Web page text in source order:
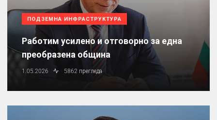
ПОДЗЕМНА ИНФРАСТРУКТУРА
Работим усилено и отговорно за една
преобразена община
1.05.2026 5862 прегледа